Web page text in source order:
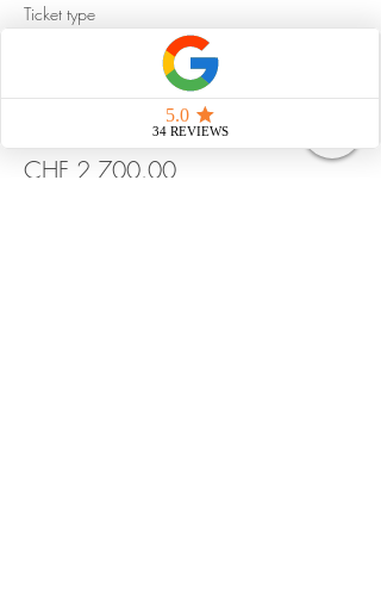
Ticket type
Partnerticket (2 Tickets)
CHF 2,700.00